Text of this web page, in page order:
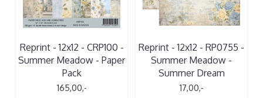
Reprint - 12x12 - CRP100 -
Summer Meadow - Paper
Pack
165,00,-
Reprint - 12x12 - RP0755 -
Summer Meadow -
Summer Dream
17,00,-